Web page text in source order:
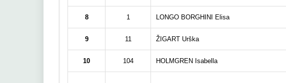
8 1 LONGO BORGHINI Elisa
9 11 ŽIGART Urška
10 104 HOLMGREN Isabella